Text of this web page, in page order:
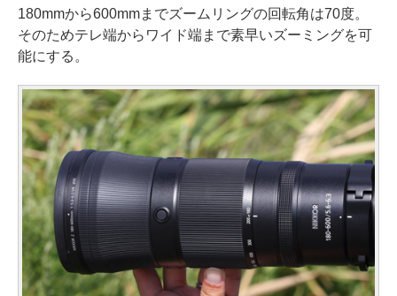
180mmから600mmまでズームリングの回転角は70度。
そのためテレ端からワイド端まで素早いズーミングを可
能にする。